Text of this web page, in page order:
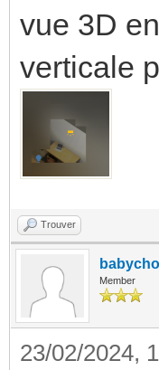
vue 3D
verticale
Trouver
Member
23/02/2024,